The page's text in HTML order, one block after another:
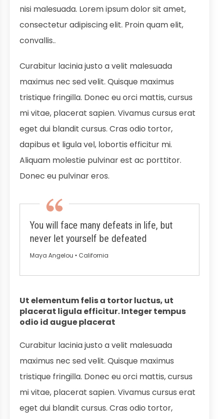
nisi malesuada. Lorem ipsum dolor sit amet,
consectetur adipiscing elit. Proin quam elit,
convallis..
Curabitur lacinia justo a velit malesuada
maximus nec sed velit. Quisque maximus
tristique fringilla. Donec eu orci mattis, cursus
mi vitae, placerat sapien. Vivamus cursus erat
eget dui blandit cursus. Cras odio tortor,
dapibus et ligula vel, lobortis efficitur mi.
Aliquam molestie pulvinar est ac porttitor.
Donec eu pulvinar eros.
You will face many defeats in life, but
never let yourself be defeated
Maya Angelou • California
Ut elementum felis a tortor luctus, ut
placerat ligula efficitur. Integer tempus
odio id augue placerat
Curabitur lacinia justo a velit malesuada
maximus nec sed velit. Quisque maximus
tristique fringilla. Donec eu orci mattis, cursus
mi vitae, placerat sapien. Vivamus cursus erat
eget dui blandit cursus. Cras odio tortor,